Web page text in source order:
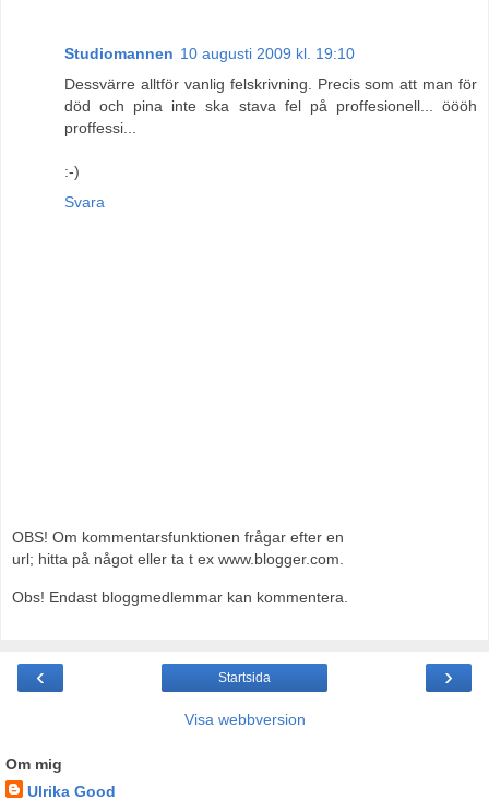
Studiomannen 10 augusti 2009 kl. 19:10
Dessvärre alltför vanlig felskrivning. Precis som att man för
död och pina inte ska stava fel på proffesionell... öööh
proffessi...
:-)
Svara
OBS! Om kommentarsfunktionen frågar efter en
url; hitta på något eller ta t ex www.blogger.com.
Obs! Endast bloggmedlemmar kan kommentera.
‹ ›
Startsida
Visa webbversion
Om mig
Ulrika Good